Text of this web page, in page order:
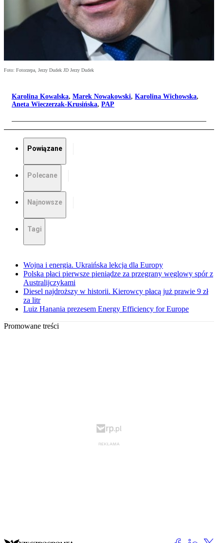
Foto: Fotorzepa, Jerzy Dudek JD Jerzy Dudek
Karolina Kowalska, Marek Nowakowski, Karolina Wichowska,
Aneta Wieczerzak-Krusińska, PAP
Powiązane
Polecane
Najnowsze
Tagi
Wojna i energia. Ukraińska lekcja dla Europy
Polska płaci pierwsze pieniądze za przegrany węglowy spór z
Australijczykami
Diesel najdroższy w historii. Kierowcy płacą już prawie 9 zł
za litr
Luiz Hanania prezesem Energy Efficiency for Europe
Promowane treści